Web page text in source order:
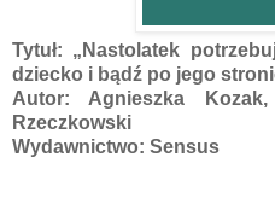
Tytuł: „Nastolatek
dziecko i bądź po jego
Autor: Agnieszka
Rzeczkowski
Wydawnictwo: Sensus